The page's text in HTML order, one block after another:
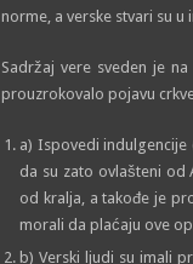
norme, a verske stvari su
Sadržaj vere sveden je
prouzrokovalo pojavu
a) Ispovedi
da su zato ovlašteni od
od kralja, a takođe je
morali da plaćaju ove
b) Verski ljudi su imali